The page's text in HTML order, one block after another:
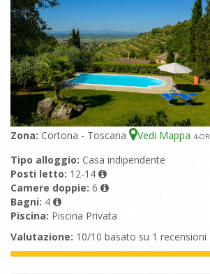
Zona: Cortona - Toscana Vedi Mappa 4-OR
Tipo alloggio: Casa indipendente
Posti letto: 12-14
Camere doppie: 6
Bagni: 4
Piscina: Piscina Privata
Valutazione: 10/10 basato su 1 recensioni